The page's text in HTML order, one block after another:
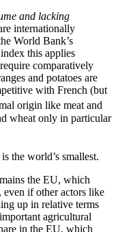
and lacking
inter­nationally
World Bank’s
this applies
comparatively
and potatoes are
with French (but
origin like meat and
wheat only in particular
the world’s smallest.
the EU, which
even if other actors like
up in relative terms
agricultural
in the EU, which